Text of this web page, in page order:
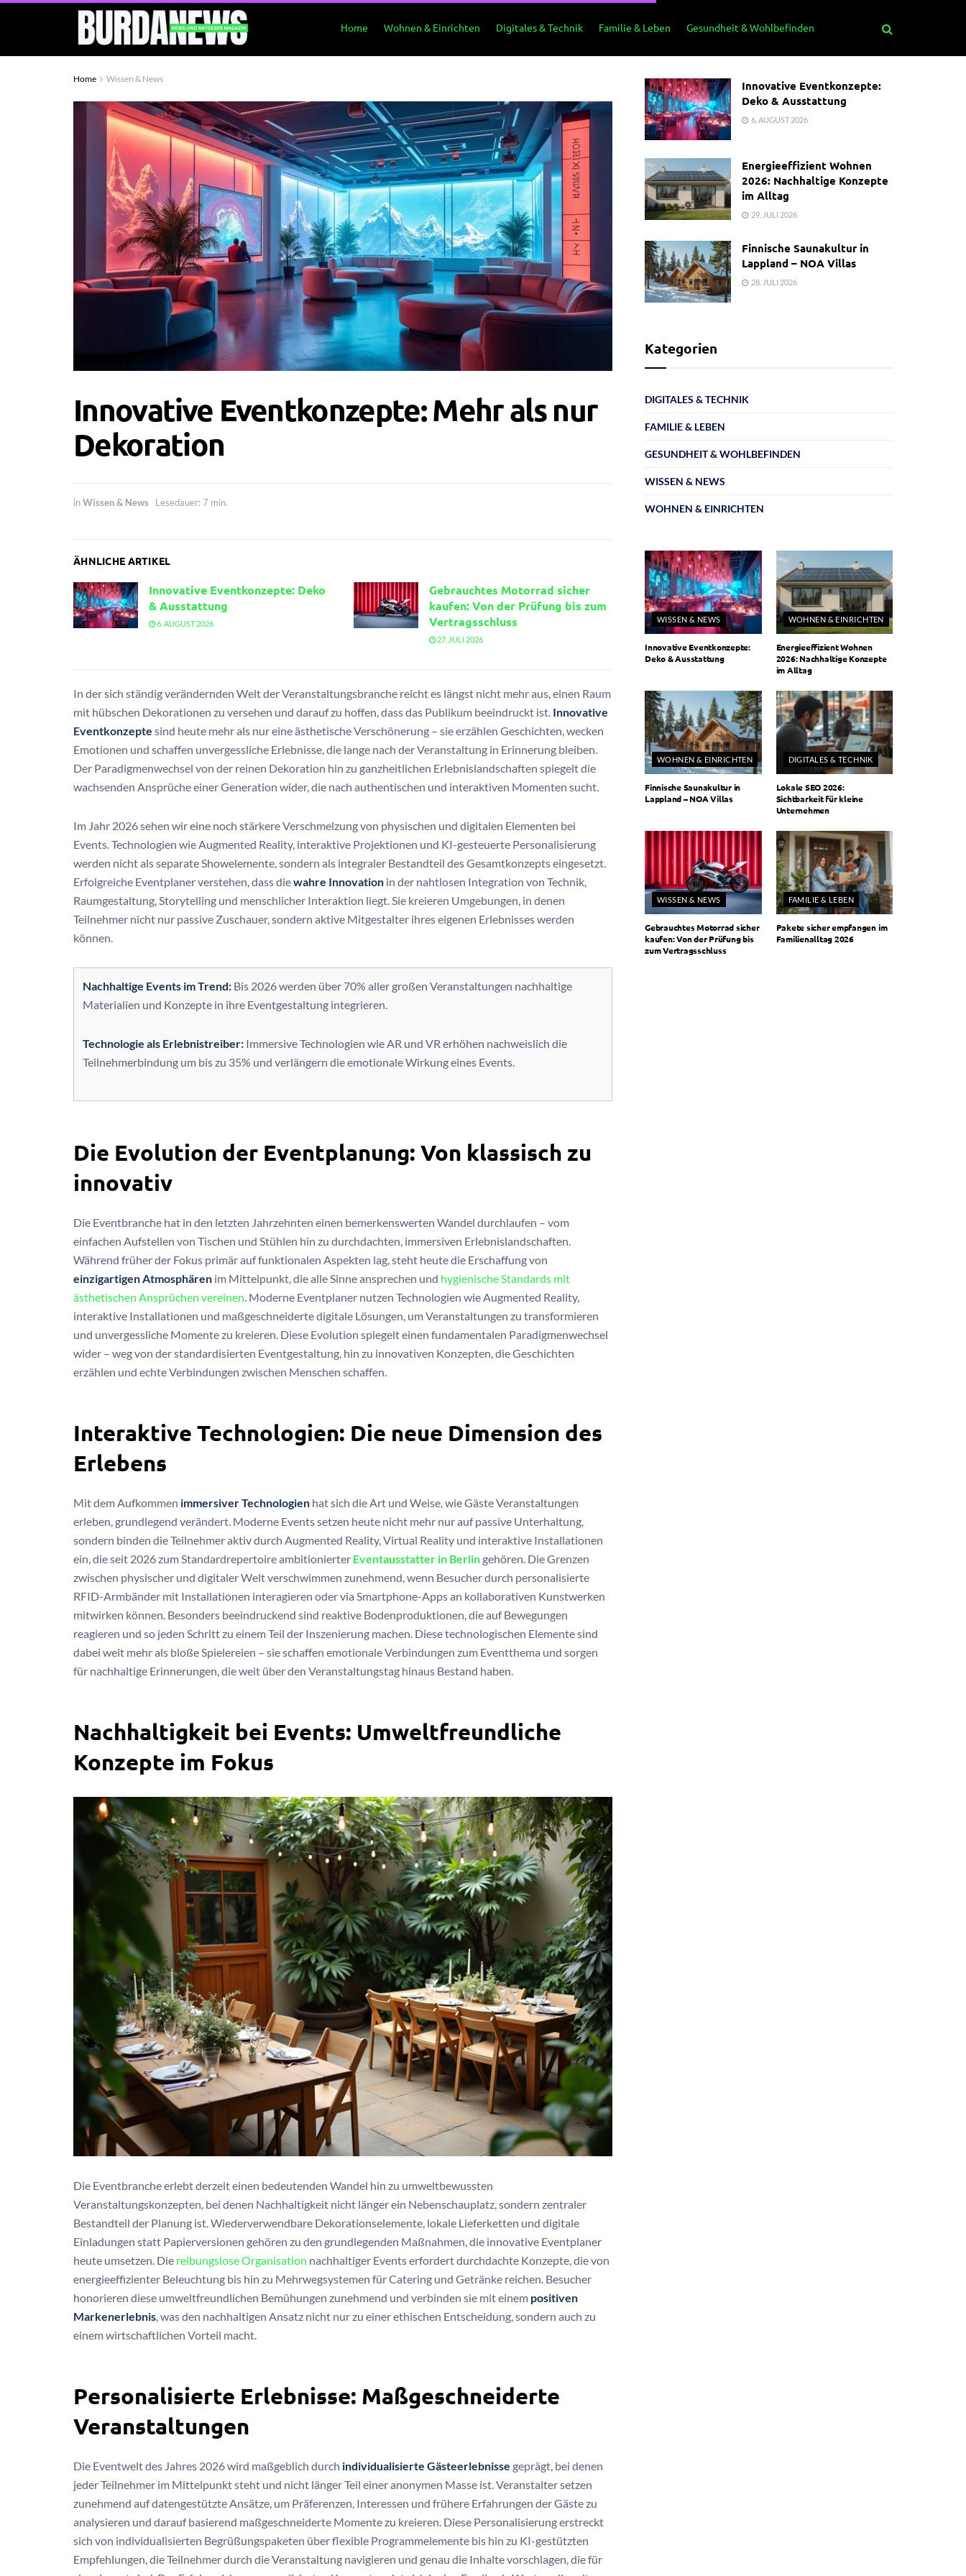
Home Wohnen & Einrichten Digitales & Technik Familie & Leben Gesundheit & Wohlbefinden
Home Wissen & News
Innovative Eventkonzepte: Mehr als nur
Dekoration
inWissen & News Lesedauer: 7 min.
ÄHNLICHE ARTIKEL
Innovative Eventkonzepte: Deko
& Ausstattung
6. AUGUST 2026
Gebrauchtes Motorrad sicher
kaufen: Von der Prüfung bis zum
Vertragsschluss
27. JULI 2026
In der sich ständig verändernden Welt der Veranstaltungsbranche reicht es längst nicht mehr aus, einen Raum
mit hübschen Dekorationen zu versehen und darauf zu hoffen, dass das Publikum beeindruckt ist. Innovative
Eventkonzepte sind heute mehr als nur eine ästhetische Verschönerung – sie erzählen Geschichten, wecken
Emotionen und schaffen unvergessliche Erlebnisse, die lange nach der Veranstaltung in Erinnerung bleiben.
Der Paradigmenwechsel von der reinen Dekoration hin zu ganzheitlichen Erlebnislandschaften spiegelt die
wachsenden Ansprüche einer Generation wider, die nach authentischen und interaktiven Momenten sucht.
Im Jahr 2026 sehen wir eine noch stärkere Verschmelzung von physischen und digitalen Elementen bei
Events. Technologien wie Augmented Reality, interaktive Projektionen und KI-gesteuerte Personalisierung
werden nicht als separate Showelemente, sondern als integraler Bestandteil des Gesamtkonzepts eingesetzt.
Erfolgreiche Eventplaner verstehen, dass diewahre Innovation in der nahtlosen Integration von Technik,
Raumgestaltung, Storytelling und menschlicher Interaktion liegt. Sie kreieren Umgebungen, in denen
Teilnehmer nicht nur passive Zuschauer, sondern aktive Mitgestalter ihres eigenen Erlebnisses werden
können.
Nachhaltige Events im Trend: Bis 2026 werden über 70% aller großen Veranstaltungen nachhaltige
Materialien und Konzepte in ihre Eventgestaltung integrieren.
Technologie als Erlebnistreiber: Immersive Technologien wie AR und VR erhöhen nachweislich die
Teilnehmerbindung um bis zu 35% und verlängern die emotionale Wirkung eines Events.
Die Evolution der Eventplanung: Von klassisch zu
innovativ
Die Eventbranche hat in den letzten Jahrzehnten einen bemerkenswerten Wandel durchlaufen – vom
einfachen Aufstellen von Tischen und Stühlen hin zu durchdachten, immersiven Erlebnislandschaften.
Während früher der Fokus primär auf funktionalen Aspekten lag, steht heute die Erschaffung von
einzigartigen Atmosphären im Mittelpunkt, die alle Sinne ansprechen und hygienische Standards mit
ästhetischen Ansprüchen vereinen. Moderne Eventplaner nutzen Technologien wie Augmented Reality,
interaktive Installationen und maßgeschneiderte digitale Lösungen, um Veranstaltungen zu transformieren
und unvergessliche Momente zu kreieren. Diese Evolution spiegelt einen fundamentalen Paradigmenwechsel
wider – weg von der standardisierten Eventgestaltung, hin zu innovativen Konzepten, die Geschichten
erzählen und echte Verbindungen zwischen Menschen schaffen.
Interaktive Technologien: Die neue Dimension des
Erlebens
Mit dem Aufkommen immersiver Technologien hat sich die Art und Weise, wie Gäste Veranstaltungen
erleben, grundlegend verändert. Moderne Events setzen heute nicht mehr nur auf passive Unterhaltung,
sondern binden die Teilnehmer aktiv durch Augmented Reality, Virtual Reality und interaktive Installationen
ein, die seit 2026 zum Standardrepertoire ambitionierter Eventausstatter in Berlin gehören. Die Grenzen
zwischen physischer und digitaler Welt verschwimmen zunehmend, wenn Besucher durch personalisierte
RFID-Armbänder mit Installationen interagieren oder via Smartphone-Apps an kollaborativen Kunstwerken
mitwirken können. Besonders beeindruckend sind reaktive Bodenproduktionen, die auf Bewegungen
reagieren und so jeden Schritt zu einem Teil der Inszenierung machen. Diese technologischen Elemente sind
dabei weit mehr als bloße Spielereien – sie schaffen emotionale Verbindungen zum Eventthema und sorgen
für nachhaltige Erinnerungen, die weit über den Veranstaltungstag hinaus Bestand haben.
Nachhaltigkeit bei Events: Umweltfreundliche
Konzepte im Fokus
Die Eventbranche erlebt derzeit einen bedeutenden Wandel hin zu umweltbewussten
Veranstaltungskonzepten, bei denen Nachhaltigkeit nicht länger ein Nebenschauplatz, sondern zentraler
Bestandteil der Planung ist. Wiederverwendbare Dekorationselemente, lokale Lieferketten und digitale
Einladungen statt Papierversionen gehören zu den grundlegenden Maßnahmen, die innovative Eventplaner
heute umsetzen. Die reibungslose Organisation nachhaltiger Events erfordert durchdachte Konzepte, die von
energieeffizienter Beleuchtung bis hin zu Mehrwegsystemen für Catering und Getränke reichen. Besucher
honorieren diese umweltfreundlichen Bemühungen zunehmend und verbinden sie mit einem positiven
Markenerlebnis , was den nachhaltigen Ansatz nicht nur zu einer ethischen Entscheidung, sondern auch zu
einem wirtschaftlichen Vorteil macht.
Personalisierte Erlebnisse: Maßgeschneiderte
Veranstaltungen
Die Eventwelt des Jahres 2026 wird maßgeblich durch individualisierte Gästeerlebnisse geprägt, bei denen
jeder Teilnehmer im Mittelpunkt steht und nicht länger Teil einer anonymen Masse ist. Veranstalter setzen
zunehmend auf datengestützte Ansätze, um Präferenzen, Interessen und frühere Erfahrungen der Gäste zu
analysieren und darauf basierend maßgeschneiderte Momente zu kreieren. Diese Personalisierung erstreckt
sich von individualisierten Begrüßungspaketen über flexible Programmelemente bis hin zu KI-gestützten
Empfehlungen, die Teilnehmer durch die Veranstaltung navigieren und genau die Inhalte vorschlagen, die für
Innovative Eventkonzepte:
Deko & Ausstattung
6. AUGUST 2026
Energieeffizient Wohnen
2026: Nachhaltige Konzepte
im Alltag
29. JULI 2026
Finnische Saunakultur in
Lappland – NOA Villas
28. JULI 2026
Kategorien
DIGITALES & TECHNIK
FAMILIE & LEBEN
GESUNDHEIT & WOHLBEFINDEN
WISSEN & NEWS
WOHNEN & EINRICHTEN
WISSEN & NEWS
Innovative Eventkonzepte:
Deko & Ausstattung
WOHNEN & EINRICHTEN
Energieeffizient Wohnen
2026: Nachhaltige Konzepte
im Alltag
WOHNEN & EINRICHTEN
Finnische Saunakultur in
Lappland – NOA Villas
DIGITALES & TECHNIK
Lokale SEO 2026:
Sichtbarkeit für kleine
Unternehmen
WISSEN & NEWS
Gebrauchtes Motorrad sicher
kaufen: Von der Prüfung bis
zum Vertragsschluss
FAMILIE & LEBEN
Pakete sicher empfangen im
Familienalltag 2026